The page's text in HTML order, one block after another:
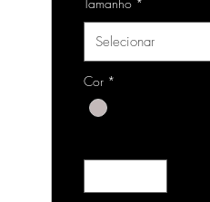
Selecionar
Cor *